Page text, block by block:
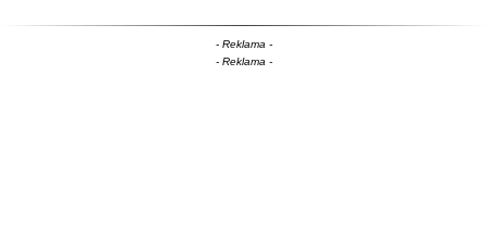
- Reklama -
- Reklama -